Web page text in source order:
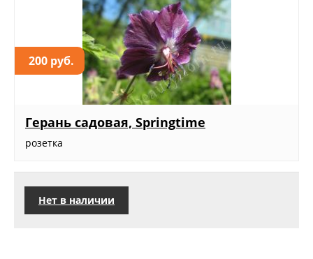
200 руб.
Герань садовая, Springtime
розетка
Нет в наличии